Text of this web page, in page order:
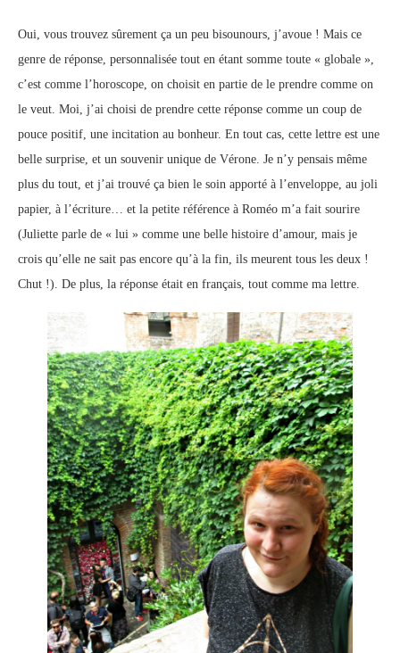
Oui, vous trouvez sûrement ça un peu bisounours, j’avoue ! Mais ce
genre de réponse, personnalisée tout en étant somme toute « globale »,
c’est comme l’horoscope, on choisit en partie de le prendre comme on
le veut. Moi, j’ai choisi de prendre cette réponse comme un coup de
pouce positif, une incitation au bonheur. En tout cas, cette lettre est une
belle surprise, et un souvenir unique de Vérone. Je n’y pensais même
plus du tout, et j’ai trouvé ça bien le soin apporté à l’enveloppe, au joli
papier, à l’écriture… et la petite référence à Roméo m’a fait sourire
(Juliette parle de « lui » comme une belle histoire d’amour, mais je
crois qu’elle ne sait pas encore qu’à la fin, ils meurent tous les deux !
Chut !). De plus, la réponse était en français, tout comme ma lettre.